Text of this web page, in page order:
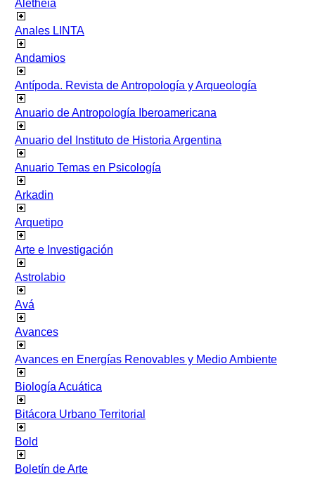
Aletheia
Anales LINTA
Andamios
Antípoda. Revista de Antropología y Arqueología
Anuario de Antropología Iberoamericana
Anuario del Instituto de Historia Argentina
Anuario Temas en Psicología
Arkadin
Arquetipo
Arte e Investigación
Astrolabio
Avá
Avances
Avances en Energías Renovables y Medio Ambiente
Biología Acuática
Bitácora Urbano Territorial
Bold
Boletín de Arte